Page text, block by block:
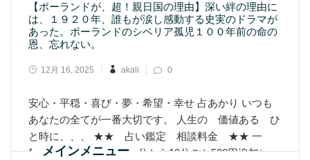
【ポーランドが、超！親日国の理由】深い絆の理由に
は、１９２０年、誰もが涙し感動する史実のドラマが
あった。ポーランドのシベリア孤児１００年前の命の
恩、忘れない。
12月 16, 2025 akali 0
安心・平穏・喜び・夢・希望・幸せ 占あかり いつも
あなたの全てが一番大切です。 人生の 価値ある ひ
と時に、、、 ★★ 占い鑑定 相談料金 ★★ 一
般 1500円 30分 （30分から10分ごと500円追加）
メインメニュー